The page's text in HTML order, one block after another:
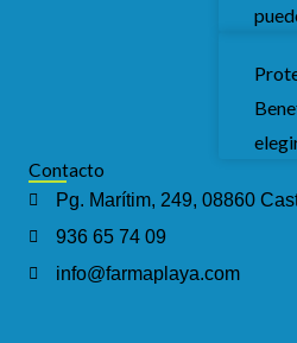
Contacto
Pg. Marítim, 249, 08860
936 65 74 09
info@farmaplaya.com